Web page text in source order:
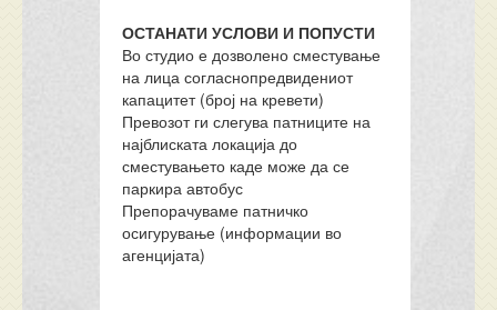
ОСТАНАТИ УСЛОВИ И ПОПУСТИ
Во студио е дозволено сместување
на лица согласнопредвидениот
капацитет (број на кревети)
Превозот ги слегува патниците на
најблиската локација до
сместувањето каде може да се
паркира автобус
Препорачуваме патничко
осигурување (информации во
агенцијата)